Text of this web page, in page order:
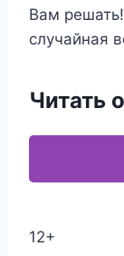
Вам
случайная
Читать
12+